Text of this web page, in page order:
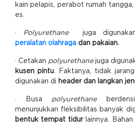
kain pelapis, perabot rumah
es.
· Polyurethane
juga
peralatan olahragadan pakaian.
· Cetakan polyurethanejuga
kusen pintu. Faktanya, tidak
digunakan di header dan langkan
· Busa polyurethane
menunjukkan fleksibilitas banyak
bentuk tempat tidurlainnya.